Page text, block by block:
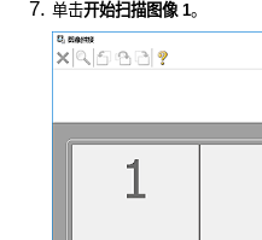
单击开始扫描图像 1。